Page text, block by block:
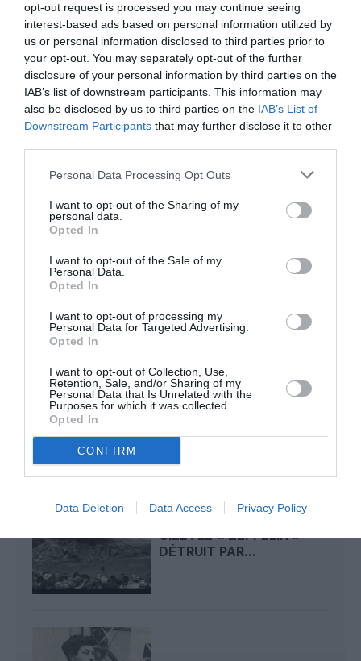
opt-out request is processed you may continue seeing
interest-based ads based on personal information utilized by
us or personal information disclosed to third parties prior to
your opt-out. You may separately opt-out of the further
disclosure of your personal information by third parties on the
IAB’s list of downstream participants. This information may
also be disclosed by us to third parties on the IAB’s List of
Downstream Participants that may further disclose it to other
Personal Data Processing Opt Outs
I want to opt-out of the Sharing of my
personal data.
Opted In
I want to opt-out of the Sale of my
Personal Data.
Opted In
I want to opt-out of processing my
Personal Data for Targeted Advertising.
Opted In
I want to opt-out of Collection, Use,
Retention, Sale, and/or Sharing of my
Personal Data that Is Unrelated with the
Purposes for which it was collected.
Opted In
CONFIRM
Data Deletion Data Access Privacy Policy
a commenté l'article :
19 h 23 sans escale : le Boeing 777F de National
Airlines relie l’Écosse à l’Australie
Pas si Coola commenté l'article :
19 h 23 sans escale : le Boeing 777F de National
histoire de l'aviation
LE 6 AOÛT 1909 DANS LE
CIEL : ROGER SOMMER
PERMET LE SACRE...
LE 5 AOÛT 1908 DANS LE
CIEL : LE « ZEPPELIN »
DÉTRUIT PAR...